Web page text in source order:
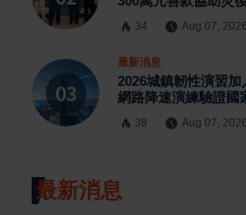
34 Aug 07, 2026
最新消息
2026城鎮韌性演習
網路降速演練驗證國
38 Aug 07, 2026
最新消息